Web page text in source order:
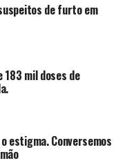
de furto em
183 mil doses de
estigma. Conversemos